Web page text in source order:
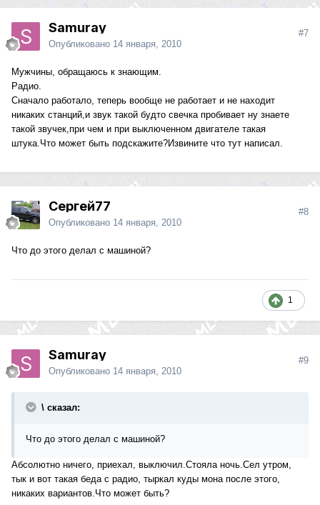
Samuray
Опубликовано 14 января, 2010
#7
Мужчины, обращаюсь к знающим.
Радио.
Сначало работало, теперь вообще не работает и не находит
никаких станций,и звук такой будто свечка пробивает ну знаете
такой звучек,при чем и при выключенном двигателе такая
штука.Что может быть подскажите?Извините что тут написал.
Сергей77
Опубликовано 14 января, 2010
#8
Что до этого делал с машиной?
1
Samuray
Опубликовано 14 января, 2010
#9
\ сказал:
Что до этого делал с машиной?
Абсолютно ничего, приехал, выключил.Стояла ночь.Сел утром,
тык и вот такая беда с радио, тыркал куды мона после этого,
никаких вариантов.Что может быть?